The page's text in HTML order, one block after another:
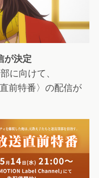
が決定
に向けて、
前特番〉の配信が